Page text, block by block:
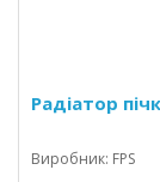
Радіатор
Виробник: FPS